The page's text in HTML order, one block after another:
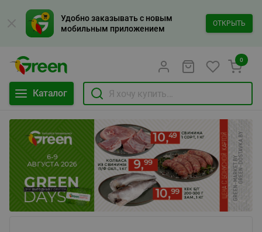
Удобно заказывать с новым
мобильным приложением
ОТКРЫТЬ
Каталог
0